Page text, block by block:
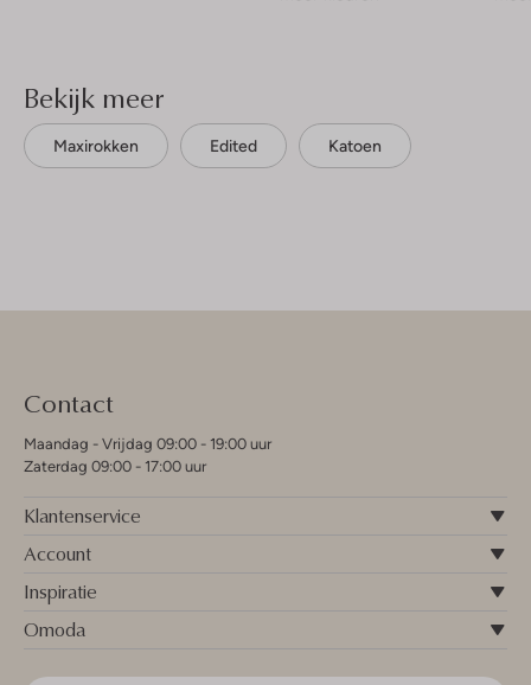
Bekijk meer
Maxirokken Edited Katoen
Contact
Maandag - Vrijdag 09:00 - 19:00 uur
Zaterdag 09:00 - 17:00 uur
Klantenservice
Account
Inspiratie
Omoda